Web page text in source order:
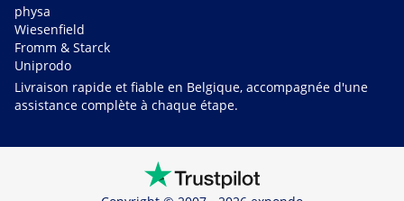
physa
Wiesenfield
Fromm & Starck
Uniprodo
Livraison rapide et fiable en Belgique, accompagnée d'une
assistance complète à chaque étape.